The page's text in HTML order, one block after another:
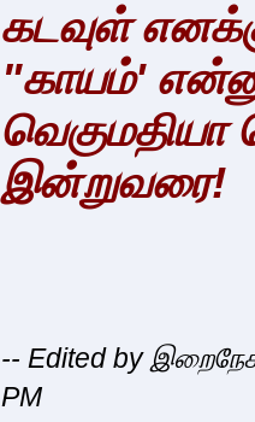
கடவுள்
"காயம்'
வெகுமதியா
இன்றுவரை!
-- Edited by
PM